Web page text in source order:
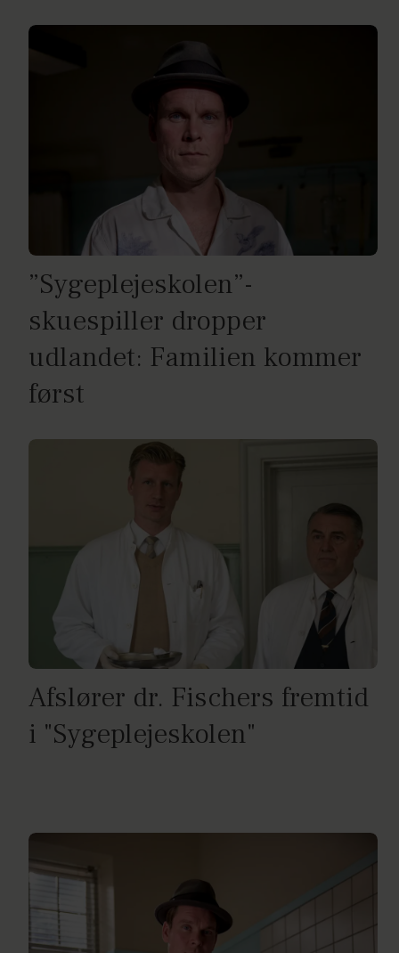
”Sygeplejeskolen”-
skuespiller dropper
udlandet: Familien kommer
først
Afslører dr. Fischers fremtid
i "Sygeplejeskolen"